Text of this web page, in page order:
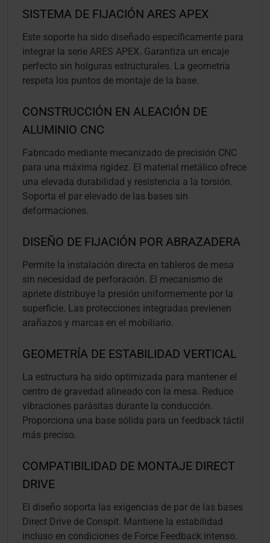
SISTEMA DE FIJACIÓN ARES APEX
Este soporte ha sido diseñado específicamente para
integrar la serie ARES APEX. Garantiza un encaje
perfecto sin holguras estructurales. La geometría
respeta los puntos de montaje de la base.
CONSTRUCCIÓN EN ALEACIÓN DE
ALUMINIO CNC
Fabricado mediante mecanizado de precisión CNC
para una máxima rigidez. El material metálico ofrece
una elevada durabilidad y resistencia a la torsión.
Soporta el par elevado de las bases sin
deformaciones.
DISEÑO DE FIJACIÓN POR ABRAZADERA
Permite la instalación directa en tableros de mesa
sin necesidad de perforación. El mecanismo de
apriete distribuye la presión uniformemente por la
superficie. Las protecciones integradas previenen
arañazos y marcas en el mobiliario.
GEOMETRÍA DE ESTABILIDAD VERTICAL
La estructura ha sido optimizada para mantener el
centro de gravedad alineado con la mesa. Reduce
vibraciones parásitas durante la conducción.
Proporciona una base sólida para un feedback táctil
más preciso.
COMPATIBILIDAD DE MONTAJE DIRECT
DRIVE
El diseño soporta las exigencias de par de las bases
Direct Drive de Conspit. Mantiene la estabilidad
incluso en condiciones de Force Feedback intenso.